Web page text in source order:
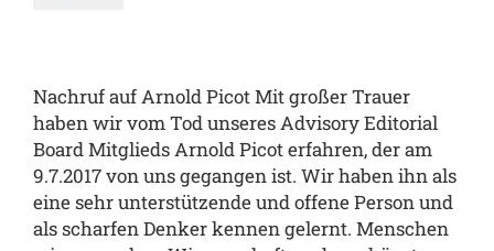
Nachruf auf Arnold Picot Mit großer Trauer
haben wir vom Tod unseres Advisory Editorial
Board Mitglieds Arnold Picot erfahren, der am
9.7.2017 von uns gegangen ist. Wir haben ihn als
eine sehr unterstützende und offene Person und
als scharfen Denker kennen gelernt. Menschen